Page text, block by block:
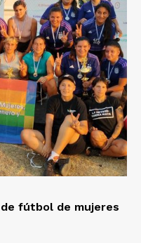
fútbol de mujeres